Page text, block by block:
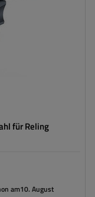
für Reling
am10. August